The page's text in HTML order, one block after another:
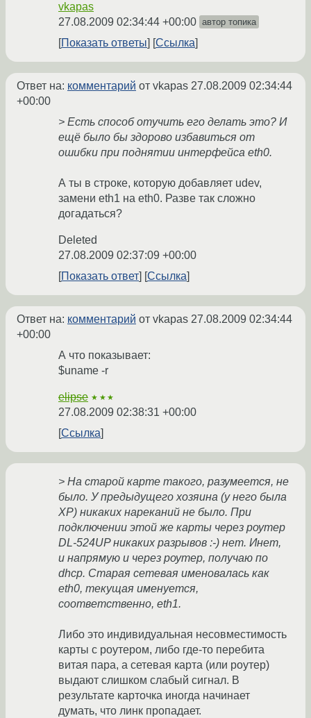
vkapas
27.08.2009 02:34:44 +00:00 автор топика
Показать ответы Ссылка
Ответ на: комментарий от vkapas 27.08.2009 02:34:44
+00:00
> Есть способ отучить его делать это? И
ещё было бы здорово избавиться от
ошибки при поднятии интерфейса eth0.
А ты в строке, которую добавляет udev,
замени eth1 на eth0. Разве так сложно
догадаться?
Deleted
27.08.2009 02:37:09 +00:00
Показать ответ
Ссылка
Ответ на: комментарий от vkapas 27.08.2009 02:34:44
+00:00
А что показывает:
$uname -r
elipse ★★★
27.08.2009 02:38:31 +00:00
Ссылка
> На старой карте такого, разумеется, не
было. У предыдущего хозяина (у него была
XP) никаких нареканий не было. При
подключении этой же карты через роутер
DL-524UP никаких разрывов :-) нет. Инет,
и напрямую и через роутер, получаю по
dhcp. Старая сетевая именовалась как
eth0, текущая именуется,
соответственно, eth1.
Либо это индивидуальная несовместимость
карты с роутером, либо где-то перебита
витая пара, а сетевая карта (или роутер)
выдают слишком слабый сигнал. В
результате карточка иногда начинает
думать, что линк пропадает.